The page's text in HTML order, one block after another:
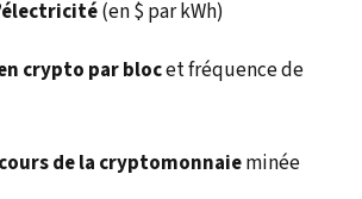
(en $ par kWh)
crypto par blocet fréquence de
de la cryptomonnaieminée